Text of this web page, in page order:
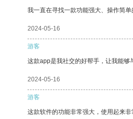
我一直在寻找一款功能强大、操作简
2024-05-16
游客
这款app是我社交的好帮手，让我能够
2024-05-16
游客
这款软件的功能非常强大，使用起来非